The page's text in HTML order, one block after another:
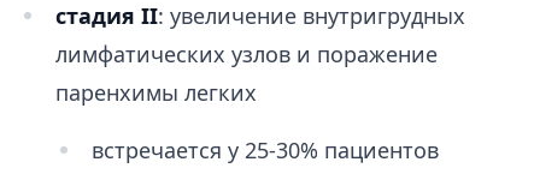
стадия II: увеличение внутригрудных
лимфатических узлов и поражение
паренхимы легких
встречается у 25-30% пациентов